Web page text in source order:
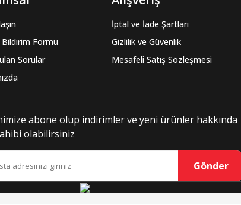
Bildirim Formu
Sorular
İptal ve İade Şartları
Gizlilik ve Güvenlik
Mesafeli Satış Sözleşmesi
abone olup indirimler ve yeni ürünler hakkında
olabilirsiniz
Gönder